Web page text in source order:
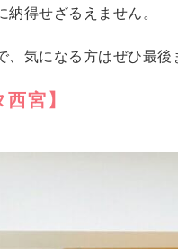
得せざるえません。
気になる方はぜひ最後
宮】